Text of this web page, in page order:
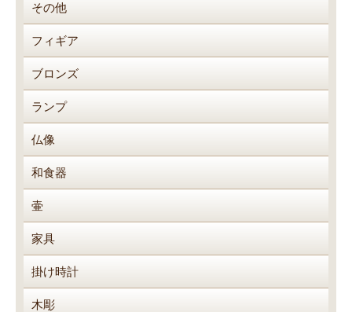
その他
フィギア
ブロンズ
ランプ
仏像
和食器
壷
家具
掛け時計
木彫